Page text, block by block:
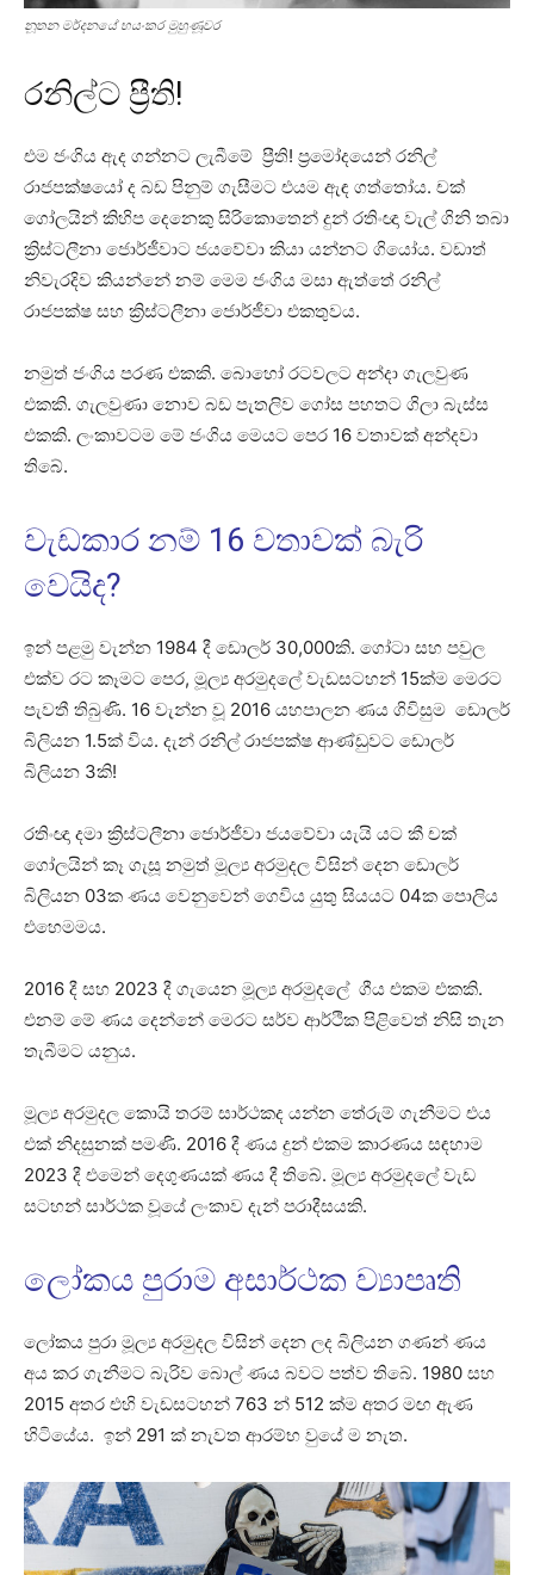
නූතන මර්දනයේ භයංකර මුහුණූවර
රනිල්ට ප්‍රීති!
එම ජංගිය ඇද ගන්නට ලැබීමේ ප්‍රීති! ප්‍රමෝදයෙන් රනිල්
රාජපක්ෂයෝ ද බඩ පිනුම් ගැසීමට එයම ඇඳ ගත්තෝය. චක්
ගෝලයින් කිහිප දෙනෙකු සිරිකොතෙන් දුන් රතිංඥා වැල් ගිනි තබා
ක්‍රිස්ටලීනා ජොර්ජීවාට ජයවේවා කියා යන්නට ගියෝය. වඩාත්
නිවැරදිව කියන්නේ නම් මෙම ජංගිය මසා ඇත්තේ රනිල්
රාජපක්ෂ සහ ක්‍රිස්ටලීනා ජොර්ජීවා එකතුවය.
නමුත් ජංගිය පරණ එකකි. බොහෝ රටවලට අන්දා ගැලවුණ
එකකි. ගැලවුණා නොව බඩ පැතලිව ගෝස පහතට ගිලා බැස්ස
එකකි. ලංකාවටම මේ ජංගිය මෙයට පෙර 16 වතාවක් අන්දවා
තිබේ.
වැඩකාර නම් 16 වතාවක් බැරි
වෙයිද?
ඉන් පළමු වැන්න 1984 දී ඩොලර් 30,000කි. ගෝටා සහ පවුල
එක්ව රට කෑමට පෙර, මූල්‍ය අරමුදලේ වැඩසටහන් 15ක්ම මෙරට
පැවතී තිබුණි. 16 වැන්න වූ 2016 යහපාලන ණය ගිවිසුම ඩොලර්
බිලියන 1.5ක් විය. දැන් රනිල් රාජපක්ෂ ආණ්ඩුවට ඩොලර්
බිලියන 3කි!
රතිංඥා දමා ක්‍රිස්ටලීනා ජොර්ජීවා ජයවේවා යැයි යට කී චක්
ගෝලයින් කෑ ගැසූ නමුත් මූල්‍ය අරමුදල විසින් දෙන ඩොලර්
බිලියන 03ක ණය වෙනුවෙන් ගෙවිය යුතු සියයට 04ක පොලිය
එහෙමමය.
2016 දී සහ 2023 දී ගැයෙන මූල්‍ය අරමුදලේ ගීය එකම එකකි.
එනම් මේ ණය දෙන්නේ මෙරට සර්ව ආර්ථික පිළිවෙත් නිසි තැන
තැබීමට යනුය.
මූල්‍ය අරමුදල කොයි තරම් සාර්ථකද යන්න තේරුම් ගැනීමට එය
එක් නිදසුනක් පමණි. 2016 දී ණය දුන් එකම කාරණය සඳහාම
2023 දී එමෙන් දෙගුණයක් ණය දී තිබේ. මූල්‍ය අරමුදලේ වැඩ
සටහන් සාර්ථක වූයේ ලංකාව දැන් පරාදීසයකි.
ලෝකය පුරාම අසාර්ථක ව්‍යාපෘති
ලෝකය පුරා මූල්‍ය අරමුදල විසින් දෙන ලද බිලියන ගණන් ණය
අය කර ගැනීමට බැරිව බොල් ණය බවට පත්ව තිබේ. 1980 සහ
2015 අතර එහි වැඩසටහන් 763 න් 512 ක්ම අතර මඟ ඇණ
හිටියේය. ඉන් 291 ක් නැවත ආරම්භ වුයේ ම නැත.